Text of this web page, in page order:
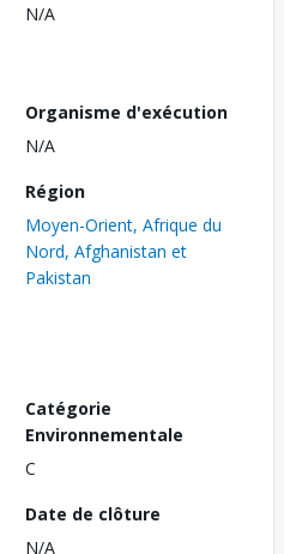
N/A
Organisme d'exécution
N/A
Région
Moyen-Orient, Afrique du
Nord, Afghanistan et
Pakistan
Catégorie
Environnementale
C
Date de clôture
N/A